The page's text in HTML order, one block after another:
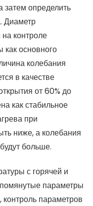
затем определить
Диаметр
контроле
как основного
колебания
в качестве
от 60% до
как стабильное
при
ниже, а колебания
больше.
с горячей и
параметры
параметров